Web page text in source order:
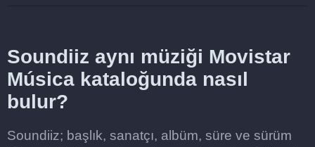
Soundiiz aynı müziği Movistar
Música kataloğunda nasıl
bulur?
Soundiiz; başlık, sanatçı, albüm, süre ve sürüm